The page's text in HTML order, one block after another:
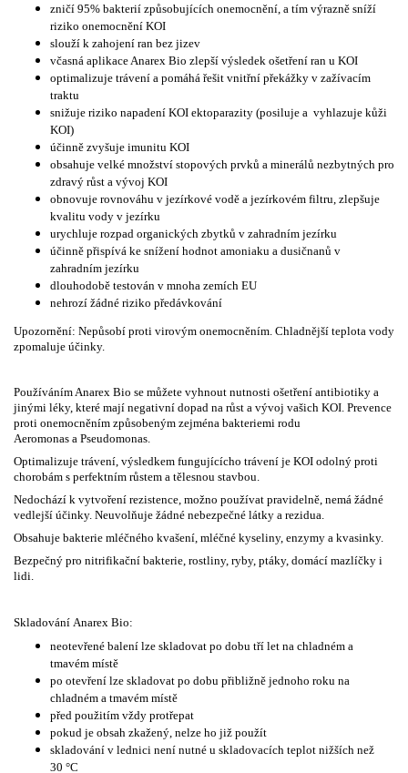
zničí 95% bakterií způsobujících onemocnění, a tím výrazně sníží
riziko onemocnění KOI
slouží k zahojení ran bez jizev
včasná aplikace Anarex Bio zlepší výsledek ošetření ran u KOI
optimalizuje trávení a pomáhá řešit vnitřní překážky v zažívacím
traktu
snižuje riziko napadení KOI ektoparazity (posiluje a vyhlazuje kůži
KOI)
účinně zvyšuje imunitu KOI
obsahuje velké množství stopových prvků a minerálů nezbytných pro
zdravý růst a vývoj KOI
obnovuje rovnováhu v jezírkové vodě a jezírkovém filtru, zlepšuje
kvalitu vody v jezírku
urychluje rozpad organických zbytků v zahradním jezírku
účinně přispívá ke snížení hodnot amoniaku a dusičnanů v
zahradním jezírku
dlouhodobě testován v mnoha zemích EU
nehrozí žádné riziko předávkování
Upozornění: Nepůsobí proti virovým onemocněním. Chladnější teplota vody
zpomaluje účinky.
Používáním Anarex Bio se můžete vyhnout nutnosti ošetření antibiotiky a
jinými léky, které mají negativní dopad na růst a vývoj vašich KOI. Prevence
proti onemocněním způsobeným zejména bakteriemi rodu
Aeromonas a Pseudomonas.
Optimalizuje trávení, výsledkem fungujícícho trávení je KOI odolný proti
chorobám s perfektním růstem a tělesnou stavbou.
Nedochází k vytvoření rezistence, možno používat pravidelně, nemá žádné
vedlejší účinky. Neuvolňuje žádné nebezpečné látky a rezidua.
Obsahuje bakterie mléčného kvašení, mléčné kyseliny, enzymy a kvasinky.
Bezpečný pro nitrifikační bakterie, rostliny, ryby, ptáky, domácí mazlíčky i
lidi.
Skladování Anarex Bio:
neotevřené balení lze skladovat po dobu tří let na chladném a
tmavém místě
po otevření lze skladovat po dobu přibližně jednoho roku na
chladném a tmavém místě
před použitím vždy protřepat
pokud je obsah zkažený, nelze ho již použít
skladování v lednici není nutné u skladovacích teplot nižších než
30 °C